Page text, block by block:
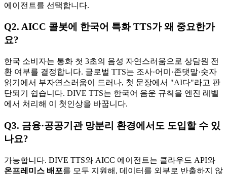
에이전트를 선택합니다.
Q2. AICC 콜봇에 한국어 특화 TTS가 왜 중요한가
요?
한국 소비자는 통화 첫 3초의 음성 자연스러움으로 상담원 전
환 여부를 결정합니다. 글로벌 TTS는 조사·어미·존댓말·숫자
읽기에서 부자연스러움이 드러나, 첫 문장에서 "AI다"라고 판
단되기 쉽습니다. DIVE TTS는 한국어 음운 규칙을 엔진 레벨
에서 처리해 이 첫인상을 바꿉니다.
Q3. 금융·공공기관 망분리 환경에서도 도입할 수 있
나요?
가능합니다. DIVE TTS와 AICC 에이전트는 클라우드 API와
온프레미스 배포를 모두 지원해, 데이터를 외부로 반출하지 않